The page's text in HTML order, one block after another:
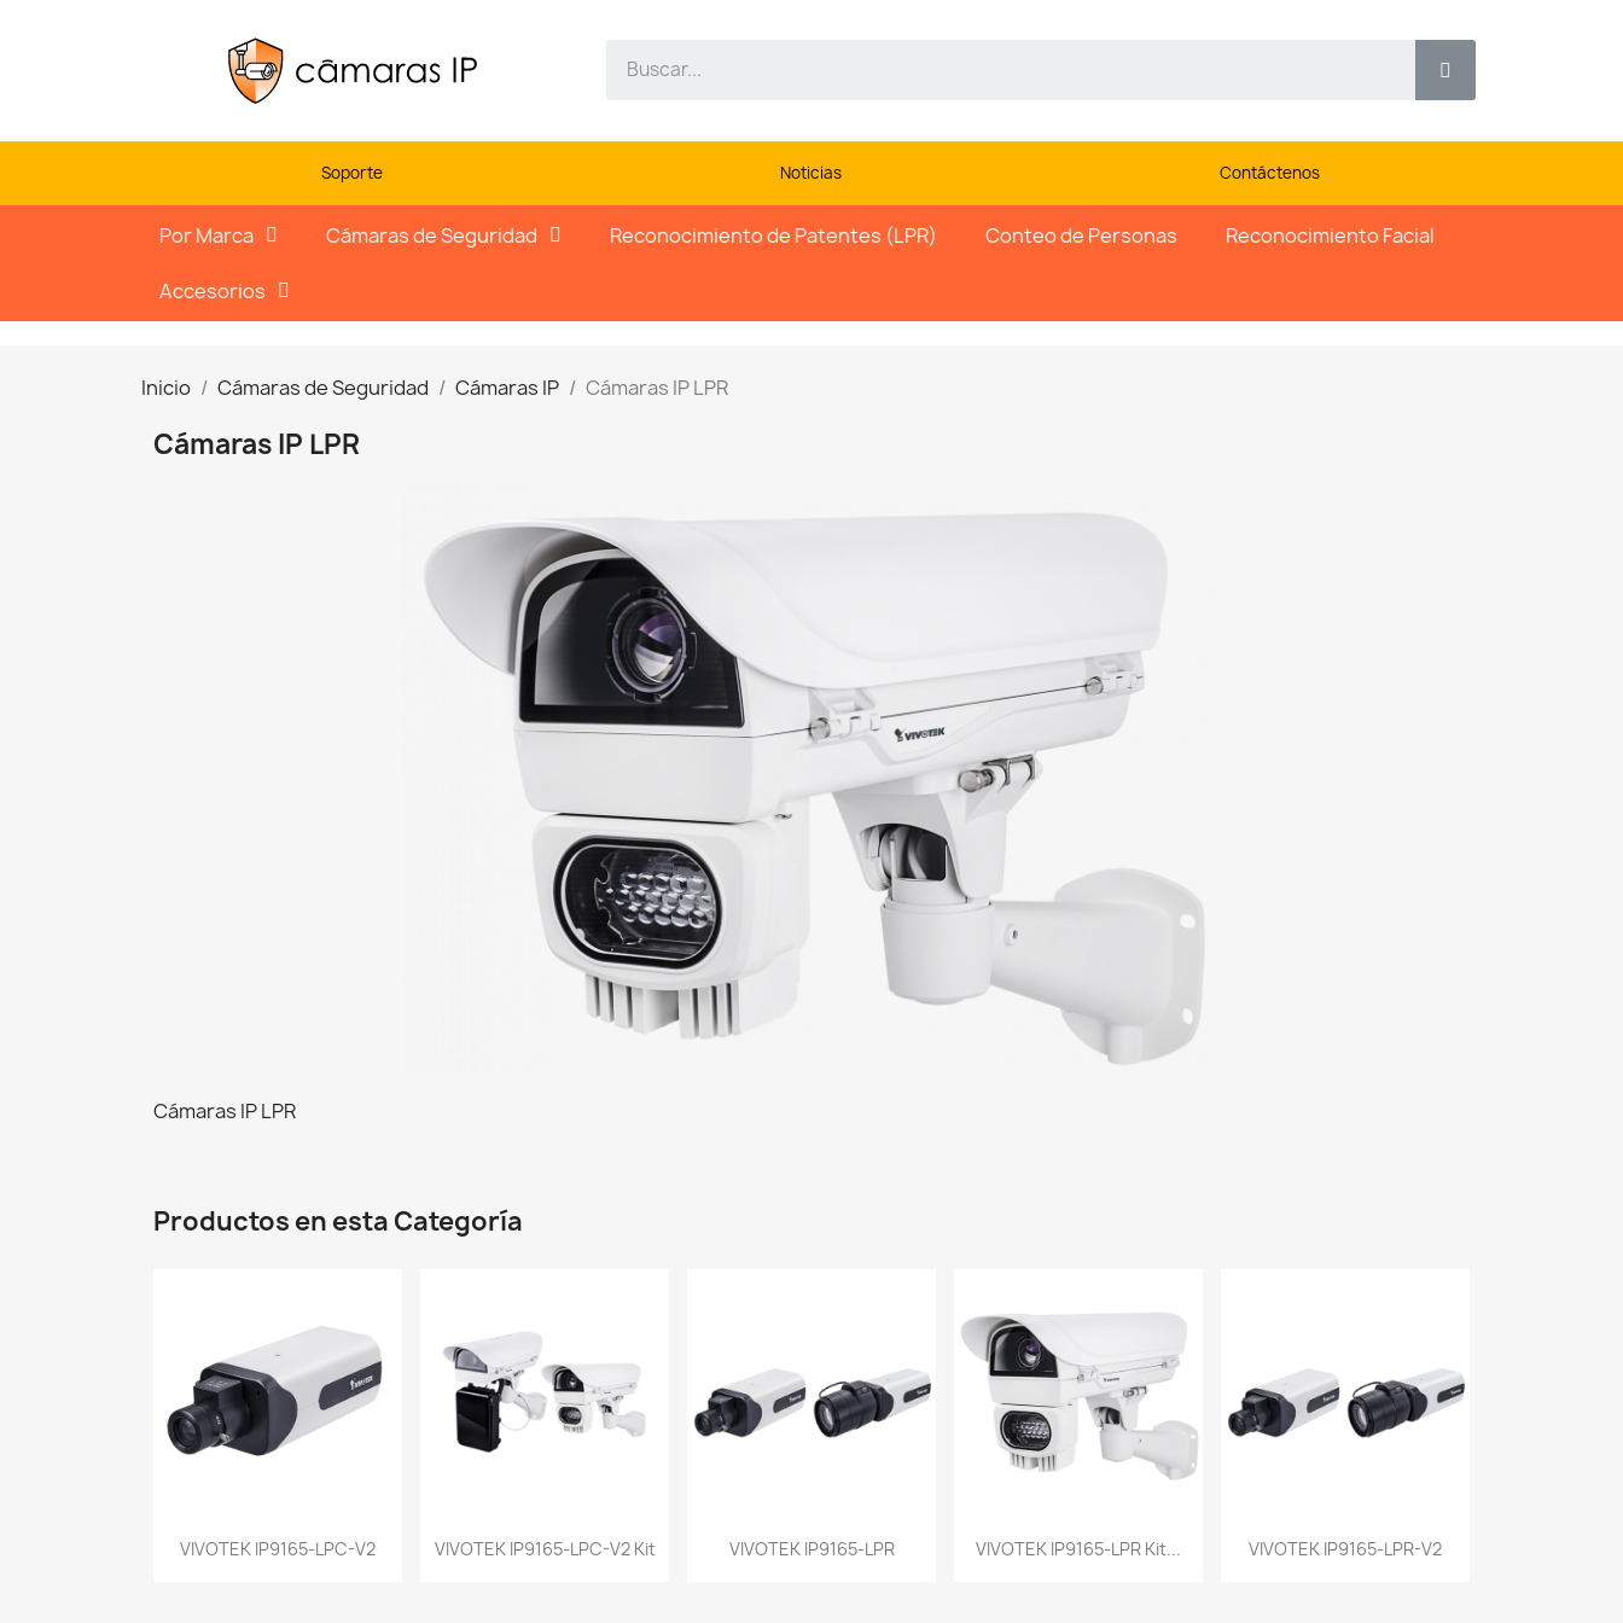
Soporte Noticias Contáctenos
Por Marca Cámaras de Seguridad Reconocimiento de Patentes (LPR) Conteo de Personas Reconocimiento Facial
Accesorios
Inicio Cámaras de Seguridad Cámaras IP Cámaras IP LPR
Cámaras IP LPR
Cámaras IP LPR
Productos en esta Categoría
Vista rápida
VIVOTEK IP9165-LPC-V2 Vista rápida
VIVOTEK IP9165-LPC-V2 Kit Vista rápida
VIVOTEK IP9165-LPR Vista rápida
VIVOTEK IP9165-LPR Kit... Vista rápida
VIVOTEK IP9165-LPR-V2